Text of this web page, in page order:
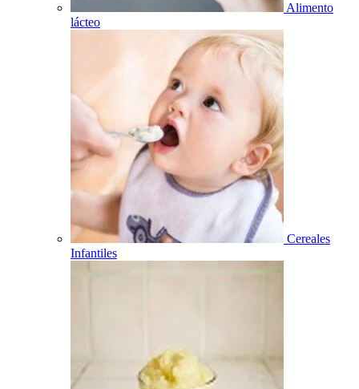
Alimento
lácteo
Cereales
Infantiles